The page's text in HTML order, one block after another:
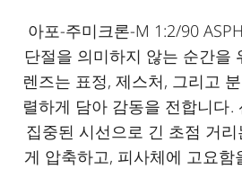
아포-주미크론-M 1:2/90
단절을 의미하지 않는 순간을
렌즈는 표정, 제스처, 그리고
렬하게 담아 감동을 전합니다.
집중된 시선으로 긴 초점 거
게 압축하고, 피사체에 고요